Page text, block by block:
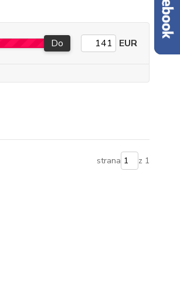
Do EUR
strana z 1